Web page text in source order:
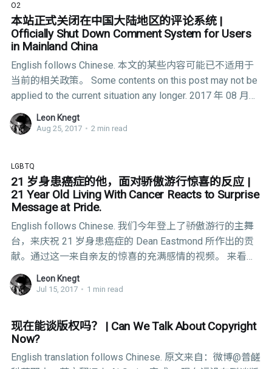
(g-dns.compute.airscr.com)。 Previously, we set up
regional DNS server in mainland China powered by
FastWeb (Beijing). However, they terminated our service
O2
本站正式关闭在中国大陆地区的评论系统 |
Officially Shut Down Comment System for Users
in Mainland China
English follows Chinese. 本文的某些内容可能已不适用于
当前的相关政策。 Some contents on this post may not be
applied to the current situation any longer. 2017 年 08 月
25 日，中华人民共和国互联网信息办公室正式发布《互联
网跟帖评论服务管理规定》。 其中： 第五条： （一）按
服务。 我们无法在满足本站本站隐私条款（摘选如下）并
且遵守中国大陆相关法律的情况下继续提供此服务： 我们
不会向您索取任何个人信息，您在 AirScript 网站上的一切
内容完全是匿名的，并且我们会保障您在访问本站时的信
息安全。 为继续保证您在使用 AirScript 网站过程中的匿名
性，我们不会对用户采取评论实名以及审查的措施。因此
我们会在该规定正式生效之前彻底关闭中国大陆地区的评
论服务。 On
Leon Knegt
Aug 25, 2017 • 2 min read
LGBTQ
21 岁身患癌症的他，面对骄傲游行惊喜的反应 |
21 Year Old Living With Cancer Reacts to Surprise
Message at Pride.
English follows Chinese. 我们今年登上了骄傲游行的主舞
台，来庆祝 21 岁身患癌症的 Dean Eastmond 所作出的贡
献。通过这一来自亲友的惊喜的充满感情的视频。 来看看
他的反应…… 原视频来自：
https://www.youtube.com/watch?v=6g5XTqM37fc 中文视
http://weibo.com/2694807082/Fcv2M51t2 B 站：
http://www.bilibili.com/video/av12222349/ We took over
achievements of 21 year
Leon Knegt
Jul 15, 2017 • 1 min read
现在能谈版权吗？ | Can We Talk About Copyright
Now?
English translation follows Chinese. 原文来自：微博@普鹾